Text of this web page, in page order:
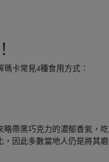
卡常見4種食用方式：
略帶黑巧克力的濃郁香氣，吃
因此多數當地人仍是將其磨